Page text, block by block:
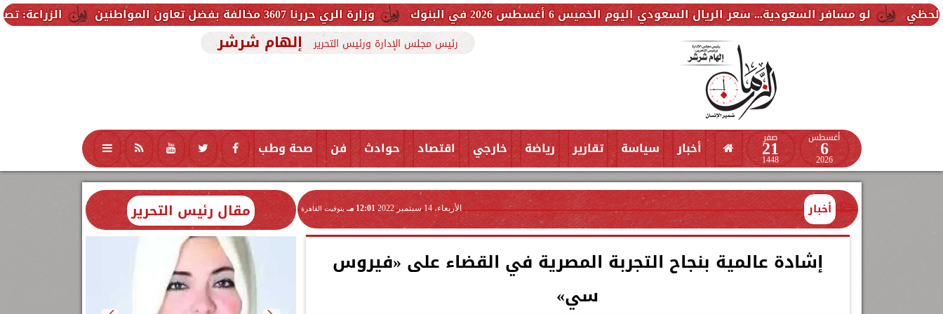
الزراعة: تصدر 712 ترخيص تشغيل جديد لمشروعات الثروة الحيوانية والداجنة.. وتسجيل 832 مخلوط أعلاف وزارة الري حررنا 3607 مخالفة بفضل تعاون المواطنين السعودية... سعر الريال السعودي اليوم الخميس 6 أغسطس 2026 في البنوك
رئيس مجلس الإدارة ورئيس التحرير إلهام شرشر
أغسطس
6
2026
صفر
21
1448
أخبار سياسة تقارير رياضة خارجي اقتصاد حوادث فن صحة وطب تكنولوجيا منوعات محافظات
أخبار الأربعاء، 14 سبتمبر 2022 12:01 مـ بتوقيت القاهرة
إشادة عالمية بنجاح التجربة المصرية في القضاء على «فيروس
سي»
مقال رئيس التحرير